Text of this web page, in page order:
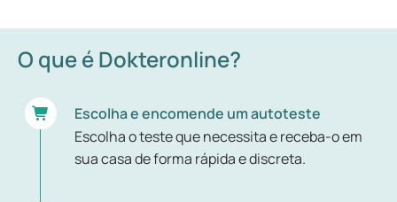
O que é Dokteronline?
Escolha e encomende um autoteste
Escolha o teste que necessita e receba-o em
sua casa de forma rápida e discreta.